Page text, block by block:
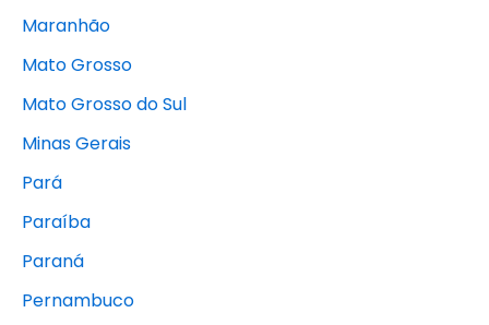
Maranhão
Mato Grosso
Mato Grosso do Sul
Minas Gerais
Pará
Paraíba
Paraná
Pernambuco